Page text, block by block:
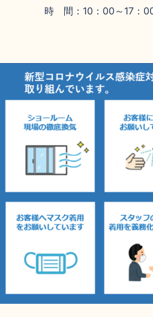
時 間：10：00～17：